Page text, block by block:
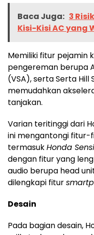
Baca Juga: 3
Kisi-Kisi AC yang
Memiliki fitur pejamin
pengereman berupa
(VSA), serta Serta Hill
memudahkan
tanjakan.
Varian teritinggi dari
ini mengantongi fitur-
termasukHonda
dengan fitur yang
audio berupa head
dilengkapi fitur
Desain
Pada bagian desain,